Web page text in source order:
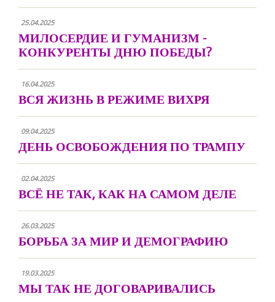
25.04.2025
МИЛОСЕРДИЕ И ГУМАНИЗМ -
КОНКУРЕНТЫ ДНЮ ПОБЕДЫ?
16.04.2025
ВСЯ ЖИЗНЬ В РЕЖИМЕ ВИХРЯ
09.04.2025
ДЕНЬ ОСВОБОЖДЕНИЯ ПО ТРАМПУ
02.04.2025
ВСЁ НЕ ТАК, КАК НА САМОМ ДЕЛЕ
26.03.2025
БОРЬБА ЗА МИР И ДЕМОГРАФИЮ
19.03.2025
МЫ ТАК НЕ ДОГОВАРИВАЛИСЬ